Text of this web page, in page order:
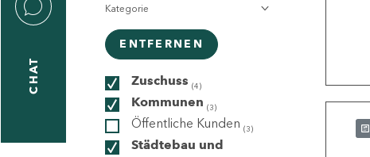
CHAT
Kategorie
ENTFERNEN
Zuschuss (4)
Kommunen (3)
Öffentliche Kunden (3)
Städtebau und